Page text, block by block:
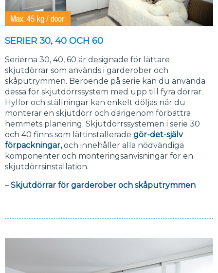
SERIER 30, 40 OCH 60
Serierna 30, 40, 60 är designade för lättare
skjutdörrar som används i garderober och
skåputrymmen. Beroende på serie kan du använda
dessa för skjutdörrssystem med upp till fyra dörrar.
Hyllor och ställningar kan enkelt döljas när du
monterar en skjutdörr och därigenom förbättra
hemmets planering. Skjutdörrssystemen i serie 30
och 40 finns som lättinstallerade gör-det-själv
förpackningar,och innehåller alla nödvändiga
komponenter och monteringsanvisningar för en
skjutdörrsinstallation.
– Skjutdörrar för garderober och skåputrymmen